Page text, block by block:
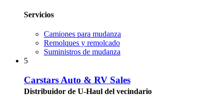
Servicios
Camiones para mudanza
Remolques y remolcado
Suministros de mudanza
5
Carstars Auto & RV Sales
Distribuidor de U-Haul del vecindario